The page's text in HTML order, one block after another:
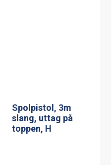
Spolpistol, 3m
slang, uttag på
toppen, H